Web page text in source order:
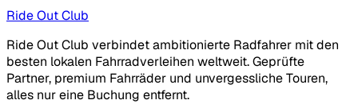
Ride Out Club
Ride Out Club verbindet ambitionierte Radfahrer mit den
besten lokalen Fahrradverleihen weltweit. Geprüfte
Partner, premium Fahrräder und unvergessliche Touren,
alles nur eine Buchung entfernt.